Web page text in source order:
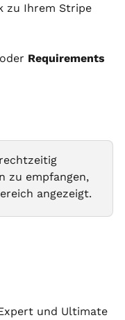
zu Ihrem Stripe
oder Requirements
zu empfangen,
angezeigt.
und Ultimate